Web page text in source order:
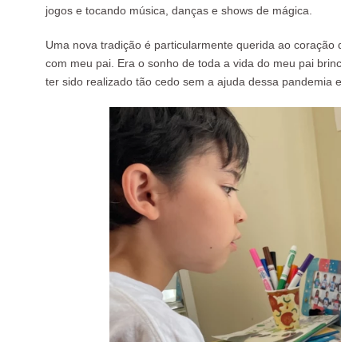
jogos e tocando música, danças e shows de mágica.
Uma nova tradição é particularmente querida ao
com meu pai. Era o sonho de toda a vida do meu pai
ter sido realizado tão cedo sem a ajuda dessa pandemia